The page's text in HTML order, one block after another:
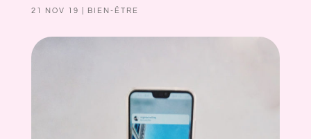
21 NOV 19 BIEN-ÊTRE